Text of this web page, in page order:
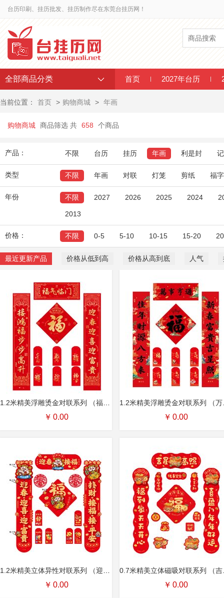
台历印刷、挂历批发、挂历制作尽在东莞台挂历网！
全部商品分类 首页 2027年台历
当前位置： 首页 > 购物商城 > 年画
购物商城 商品筛选 共 658 个商品
产品： 不限 台历 挂历 年画 利是封
类型 不限 年画 对联 灯笼 剪纸 福字
年份 不限 2027 2026 2025 2024
2013
价格： 不限 0-5 5-10 10-15 15-20
最近更新产品 价格从低到高 价格从高到底 人气
￥ 0.00 ￥ 0.00
￥ 0.00 ￥ 0.00